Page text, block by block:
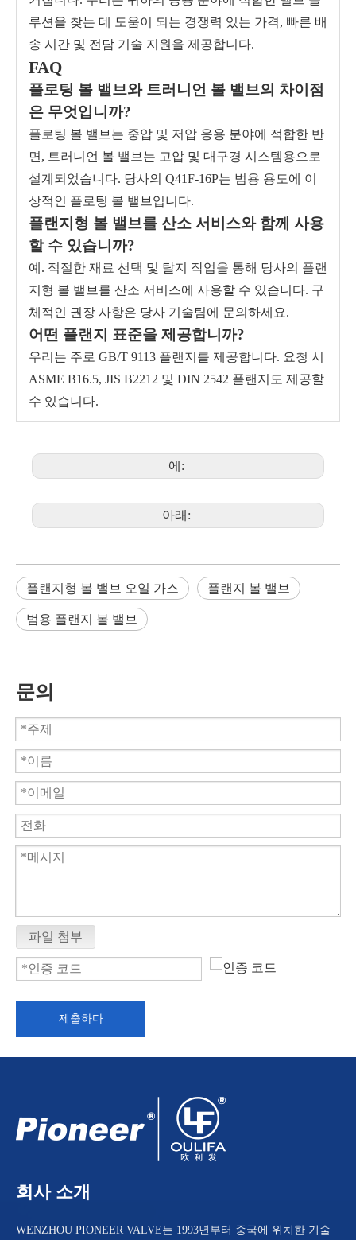
루션을 찾는 데 도움이 되는 경쟁력 있는 가격, 빠른 배
송 시간 및 전담 기술 지원을 제공합니다.
FAQ
플로팅 볼 밸브와 트러니언 볼 밸브의 차이점
은 무엇입니까?
플로팅 볼 밸브는 중압 및 저압 응용 분야에 적합한 반
면, 트러니언 볼 밸브는 고압 및 대구경 시스템용으로
설계되었습니다. 당사의 Q41F-16P는 범용 용도에 이
상적인 플로팅 볼 밸브입니다.
플랜지형 볼 밸브를 산소 서비스와 함께 사용
할 수 있습니까?
예. 적절한 재료 선택 및 탈지 작업을 통해 당사의 플랜
지형 볼 밸브를 산소 서비스에 사용할 수 있습니다. 구
체적인 권장 사항은 당사 기술팀에 문의하세요.
어떤 플랜지 표준을 제공합니까?
우리는 주로 GB/T 9113 플랜지를 제공합니다. 요청 시
ASME B16.5, JIS B2212 및 DIN 2542 플랜지도 제공할
수 있습니다.
에:
아래:
플랜지형 볼 밸브 오일 가스 플랜지 볼 밸브
범용 플랜지 볼 밸브
문의
파일 첨부
제출하다
회사 소개
WENZHOU PIONEER VALVE는 1993년부터 중국에 위치한 기술